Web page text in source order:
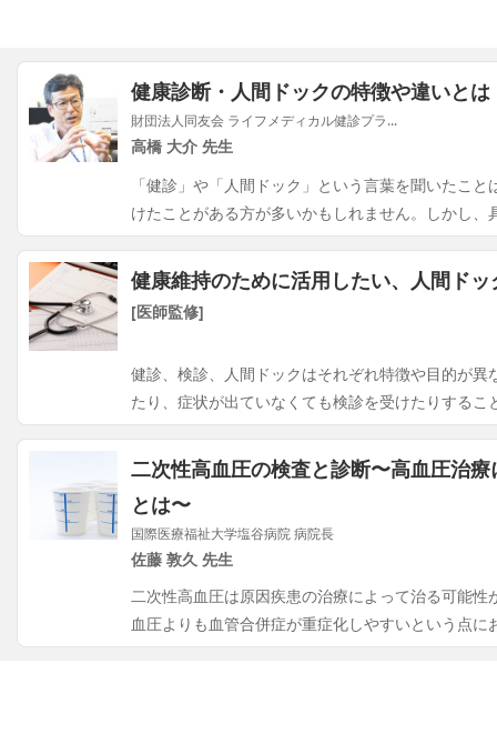
健康診断・人間ドックの特徴や違いとは
財団法人同友会 ライフメディカル健診プラ...
高橋 大介 先生
「健診」や「人間ドック」という言葉を聞いたこ
けたことがある方が多いかもしれません。しかし、
健康維持のために活用したい、人間ド
[医師監修]
健診、検診、人間ドックはそれぞれ特徴や目的が
たり、症状が出ていなくても検診を受けたりするこ
二次性高血圧の検査と診断〜高血圧治
とは〜
国際医療福祉大学塩谷病院 病院長
佐藤 敦久 先生
二次性高血圧は原因疾患の治療によって治る可能
血圧よりも血管合併症が重症化しやすいという点に